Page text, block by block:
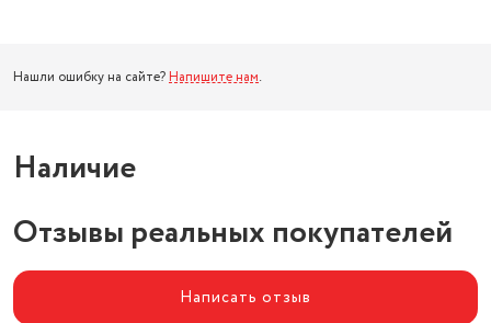
Нашли ошибку на сайте? Напишите нам.
Наличие
Отзывы реальных покупателей
Написать отзыв